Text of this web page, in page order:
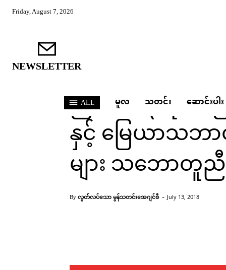
Friday, August 7, 2026
NEWSLETTER
ALL မူလ သတင်း ဆောင်းပါး
Home သတင်း ညီလာခံ ၃ ရက်မြောက်နေ့တွင်
ညီလာခံ ၃ ရက်မြ
နှင့် မြေယာသဘာ
များ သဘောတူ
By လွတ်လပ်သော မွန်သတင်းအေဂျင်စီ - July 13, 2018